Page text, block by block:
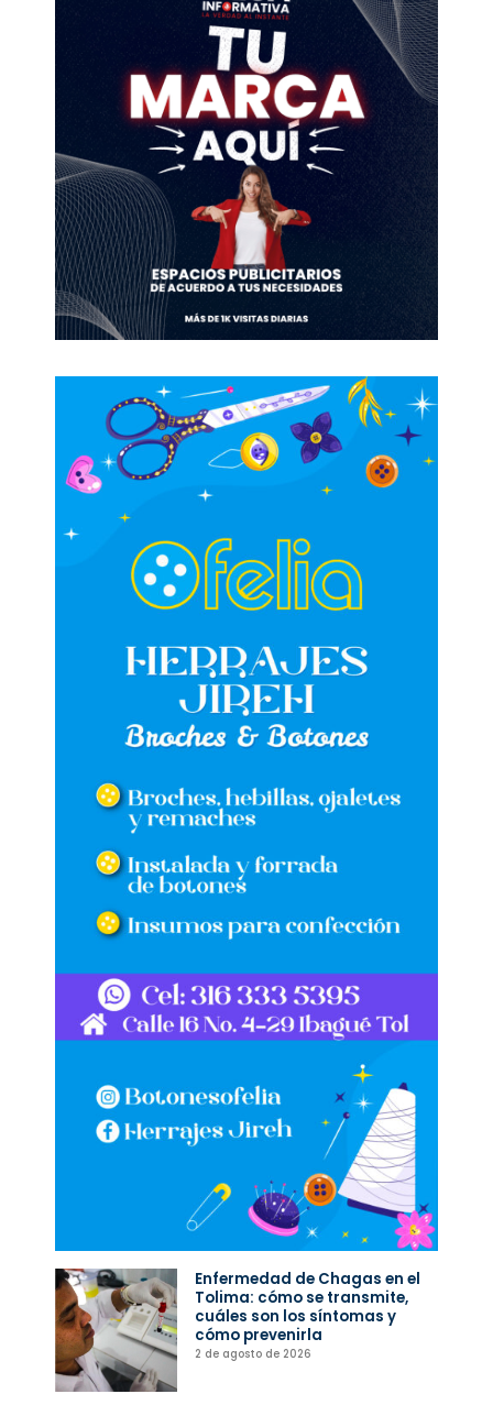
Enfermedad de Chagas en el
Tolima: cómo se transmite,
cuáles son los síntomas y
cómo prevenirla
2 de agosto de 2026